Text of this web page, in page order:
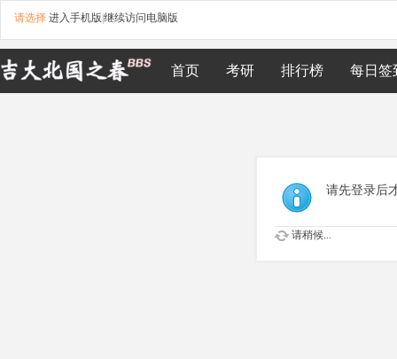
请选择 进入手机版 继续访问电脑版
首页 考研 排行榜 每日签
请先登录后
请稍候...